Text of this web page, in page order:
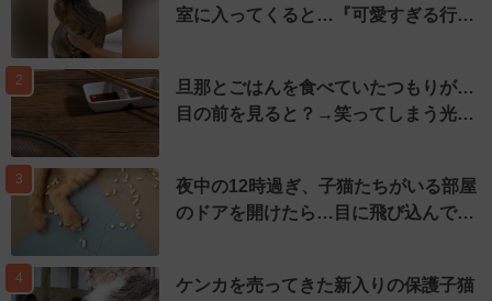
室に入ってくると…『可愛すぎる行…
2
旦那とごはんを食べていたつもりが…
目の前を見ると？→笑ってしまう光…
3
夜中の12時過ぎ、子猫たちがいる部屋
のドアを開けたら…目に飛び込んで…
4
ケンカを売ってきた新入りの保護子猫